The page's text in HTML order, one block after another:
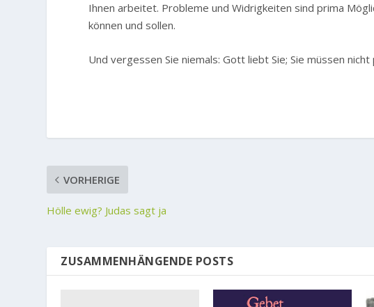
Ihnen arbeitet. Probleme und Widrigkeiten sind prima
können und sollen.
Und vergessen Sie niemals: Gott liebt Sie; Sie müssen
VORHERIGE
Hölle ewig? Judas sagt ja
ZUSAMMENHÄNGENDE POSTS